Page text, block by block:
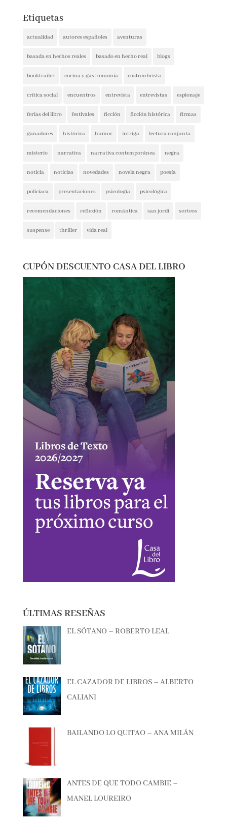
actualidad autores españoles
basada en hechos reales basado en hecho real
booktrailer cocina y gastronomía costumbrista
crítica social encuentros entrevista entrevistas
espionaje ferias del libro festivales ficción
ficción histórica firmas ganadores histórica humor
intriga lectura conjunta misterio narrativa
narrativa contemporánea negra noticia
novedades novela negra poesía policíaca
presentaciones psicología psicológica recomendaciones
romántica san jordi sorteos suspense
vida real
CUPÓN DESCUENTO CASA DEL LIBRO
ÚLTIMAS RESEÑAS
EL SÓTANO – ROBERTO LEAL
EL CAZADOR DE LIBROS – ALBERTO
CALIANI
BAILANDO LO QUITAO – ANA MILÁN
ANTES DE QUE TODO CAMBIE –
MANEL LOUREIRO